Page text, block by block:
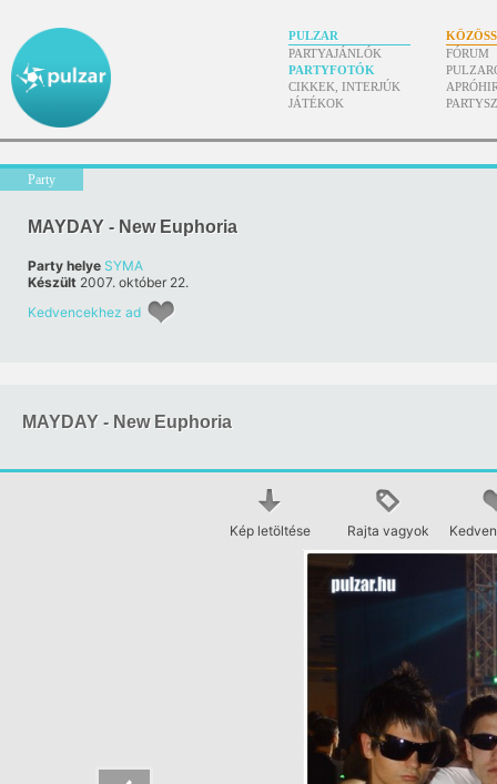
PULZAR
PARTYAJÁNLÓK
PARTYFOTÓK
CIKKEK, INTERJÚK
JÁTÉKOK
FÓRUM
Party
MAYDAY - New Euphoria
Party helye SYMA
Készült 2007. október 22.
Kedvencekhez ad
MAYDAY - New Euphoria
Kép letöltése Rajta vagyok